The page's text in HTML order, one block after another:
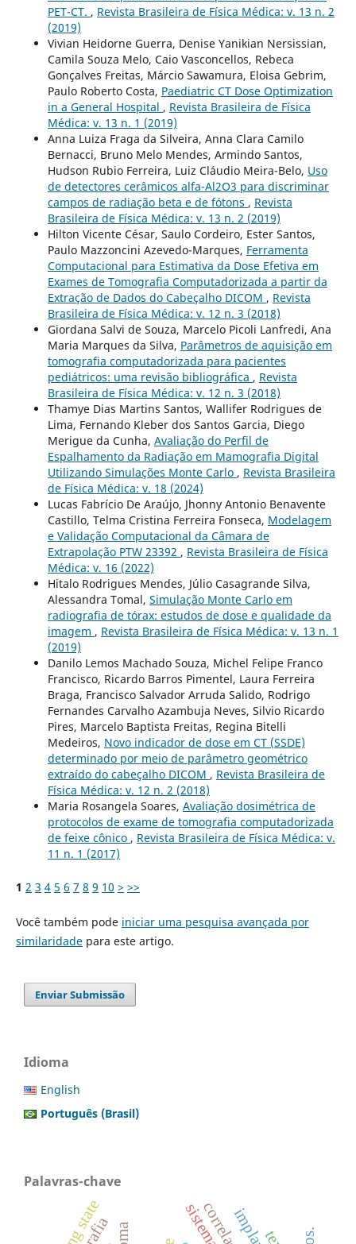
PET-CT. , Revista Brasileira de Física Médica: v. 13 n. 2
(2019)
Vivian Heidorne Guerra, Denise Yanikian Nersissian,
Camila Souza Melo, Caio Vasconcellos, Rebeca
Gonçalves Freitas, Márcio Sawamura, Eloisa Gebrim,
Paulo Roberto Costa, Paediatric CT Dose Optimization
in a General Hospital , Revista Brasileira de Física
Médica: v. 13 n. 1 (2019)
Anna Luiza Fraga da Silveira, Anna Clara Camilo
Bernacci, Bruno Melo Mendes, Armindo Santos,
Hudson Rubio Ferreira, Luiz Cláudio Meira-Belo, Uso
de detectores cerâmicos alfa-Al2O3 para discriminar
campos de radiação beta e de fótons , Revista
Brasileira de Física Médica: v. 13 n. 2 (2019)
Hilton Vicente César, Saulo Cordeiro, Ester Santos,
Paulo Mazzoncini Azevedo-Marques, Ferramenta
Computacional para Estimativa da Dose Efetiva em
Exames de Tomografia Computadorizada a partir da
Extração de Dados do Cabeçalho DICOM , Revista
Brasileira de Física Médica: v. 12 n. 3 (2018)
Giordana Salvi de Souza, Marcelo Picoli Lanfredi, Ana
Maria Marques da Silva, Parâmetros de aquisição em
tomografia computadorizada para pacientes
pediátricos: uma revisão bibliográfica , Revista
Brasileira de Física Médica: v. 12 n. 3 (2018)
Thamye Dias Martins Santos, Wallifer Rodrigues de
Lima, Fernando Kleber dos Santos Garcia, Diego
Merigue da Cunha, Avaliação do Perfil de
Espalhamento da Radiação em Mamografia Digital
Utilizando Simulações Monte Carlo , Revista Brasileira
de Física Médica: v. 18 (2024)
Lucas Fabrício De Araújo, Jhonny Antonio Benavente
Castillo, Telma Cristina Ferreira Fonseca, Modelagem
e Validação Computacional da Câmara de
Extrapolação PTW 23392 , Revista Brasileira de Física
Médica: v. 16 (2022)
Hitalo Rodrigues Mendes, Júlio Casagrande Silva,
Alessandra Tomal, Simulação Monte Carlo em
radiografia de tórax: estudos de dose e qualidade da
imagem , Revista Brasileira de Física Médica: v. 13 n. 1
(2019)
Danilo Lemos Machado Souza, Michel Felipe Franco
Francisco, Ricardo Barros Pimentel, Laura Ferreira
Braga, Francisco Salvador Arruda Salido, Rodrigo
Fernandes Carvalho Azambuja Neves, Silvio Ricardo
Pires, Marcelo Baptista Freitas, Regina Bitelli
Medeiros, Novo indicador de dose em CT (SSDE)
determinado por meio de parâmetro geométrico
extraído do cabeçalho DICOM , Revista Brasileira de
Física Médica: v. 12 n. 2 (2018)
Maria Rosangela Soares, Avaliação dosimétrica de
protocolos de exame de tomografia computadorizada
de feixe cônico , Revista Brasileira de Física Médica: v.
11 n. 1 (2017)
1 2 3 4 5 6 7 8 9 10 > >>
Você também pode iniciar uma pesquisa avançada por
similaridadepara este artigo.
Enviar Submissão
Idioma
English
Português (Brasil)
Palavras-chave